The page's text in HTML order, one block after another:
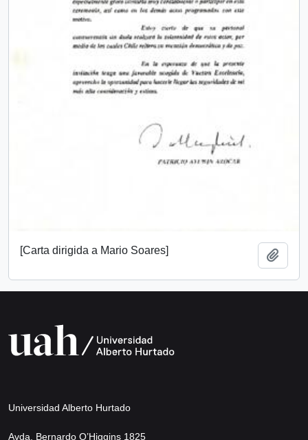
[Carta dirigida a Mario Soares]
Universidad Alberto Hurtado
Avda. Bernardo O’Higgins 1825